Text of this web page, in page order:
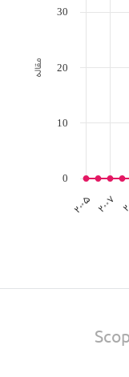
مقاله
۲۰۰۵ ۲۰۰۷
0
10
20
30